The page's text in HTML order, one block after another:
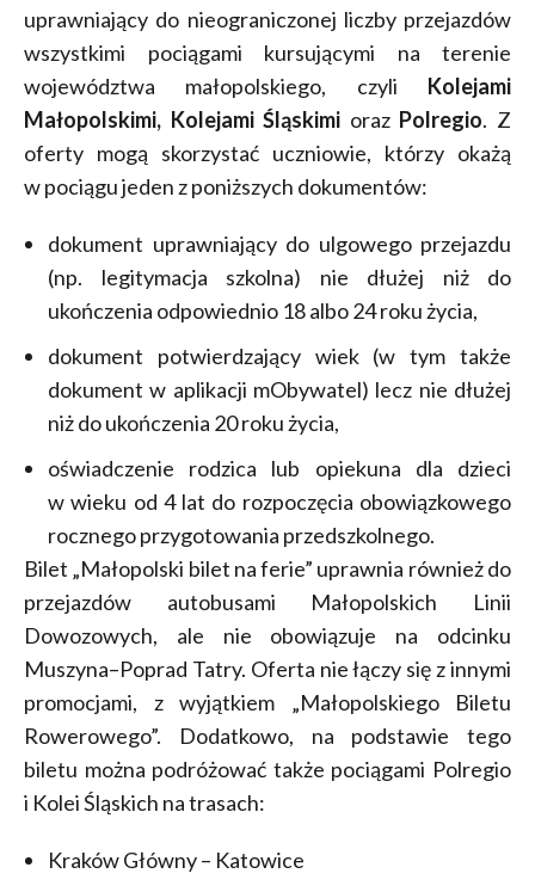
uprawniający do nieograniczonej liczby przejazdów
wszystkimi pociągami kursującymi na terenie
województwa małopolskiego, czyli Kolejami
Małopolskimi, Kolejami Śląskimi oraz Polregio. Z
oferty mogą skorzystać uczniowie, którzy okażą
w pociągu jeden z poniższych dokumentów:
dokument uprawniający do ulgowego przejazdu
(np. legitymacja szkolna) nie dłużej niż do
ukończenia odpowiednio 18 albo 24 roku życia,
dokument potwierdzający wiek (w tym także
dokument w aplikacji mObywatel) lecz nie dłużej
niż do ukończenia 20 roku życia,
oświadczenie rodzica lub opiekuna dla dzieci
w wieku od 4 lat do rozpoczęcia obowiązkowego
rocznego przygotowania przedszkolnego.
Bilet „Małopolski bilet na ferie” uprawnia również do
przejazdów autobusami Małopolskich Linii
Dowozowych, ale nie obowiązuje na odcinku
Muszyna–Poprad Tatry. Oferta nie łączy się z innymi
promocjami, z wyjątkiem „Małopolskiego Biletu
Rowerowego”. Dodatkowo, na podstawie tego
biletu można podróżować także pociągami Polregio
i Kolei Śląskich na trasach:
Kraków Główny – Katowice